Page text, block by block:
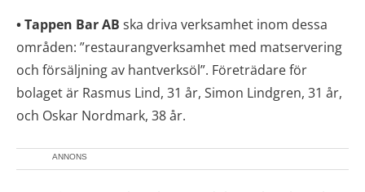
• Tappen Bar AB ska driva verksamhet inom dessa
områden: ”restaurangverksamhet med matservering
och försäljning av hantverksöl”. Företrädare för
bolaget är Rasmus Lind, 31 år, Simon Lindgren, 31 år,
och Oskar Nordmark, 38 år.
ANNONS